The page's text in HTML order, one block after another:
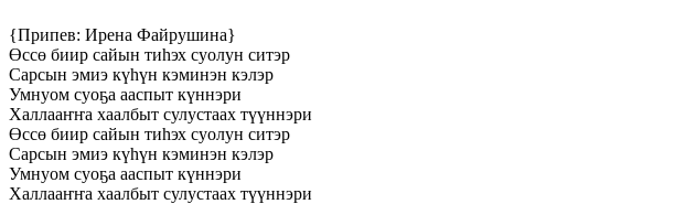
{Припев: Ирена Файрушина}
Өссө биир сайын тиһэх суолун ситэр
Сарсын эмиэ күһүн кэминэн кэлэр
Умнуом суоҕа ааспыт күннэри
Халлааҥҥа хаалбыт сулустаах түүннэри
Өссө биир сайын тиһэх суолун ситэр
Сарсын эмиэ күһүн кэминэн кэлэр
Умнуом суоҕа ааспыт күннэри
Халлааҥҥа хаалбыт сулустаах түүннэри